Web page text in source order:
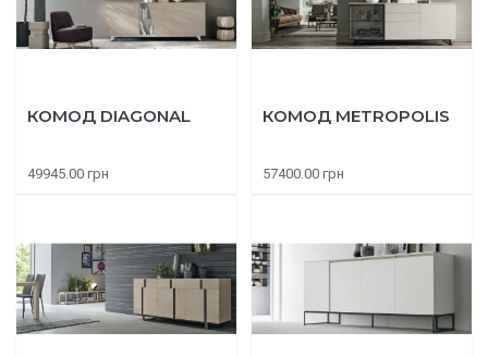
КОМОД DIAGONAL
49945.00 грн
КОМОД METROPOLIS
57400.00 грн